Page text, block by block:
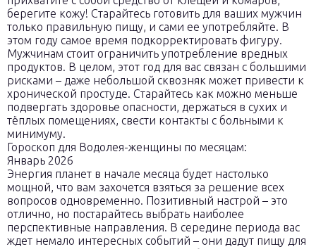
берегите кожу! Старайтесь готовить для ваших мужчин
только правильную пищу, и сами ее употребляйте. В
этом году самое время подкорректировать фигуру.
Мужчинам стоит ограничить употребление вредных
продуктов. В целом, этот год для вас связан с большими
рисками – даже небольшой сквозняк может привести к
хронической простуде. Старайтесь как можно меньше
подвергать здоровье опасности, держаться в сухих и
тёплых помещениях, свести контакты с больными к
минимуму.
Гороскоп для Водолея-женщины по месяцам:
Январь 2026
Энергия планет в начале месяца будет настолько
мощной, что вам захочется взяться за решение всех
вопросов одновременно. Позитивный настрой – это
отлично, но постарайтесь выбрать наиболее
перспективные направления. В середине периода вас
ждет немало интересных событий – они дадут пищу для